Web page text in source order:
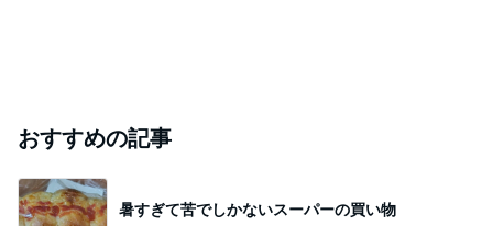
おすすめの記事
暑すぎて苦でしかないスーパーの買い物